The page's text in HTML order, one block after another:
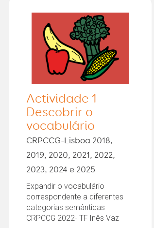
Actividade 1-
Descobrir o
vocabulário
CRPCCG-Lisboa 2018,
2019, 2020, 2021, 2022,
2023, 2024 e 2025
Expandir o vocabulário
correspondente a diferentes
categorias semânticas
CRPCCG 2022- TF Inês Vaz